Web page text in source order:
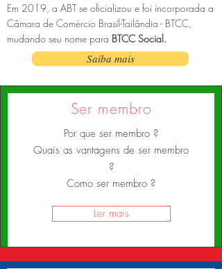
Em 2019, a ABT se oficializou e foi incorporada a
Câmara de Comércio Brasil-Tailândia - BTCC,
mudando seu nome para BTCC Social.
Saiba mais
Ser membro
Por que ser membro ?
Quais as vantagens de ser membro
?
Como ser membro ?
Ler mais